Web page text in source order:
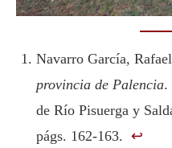
Navarro García,
provincia de Palencia.
de Río Pisuerga y
págs. 162-163. ↩︎